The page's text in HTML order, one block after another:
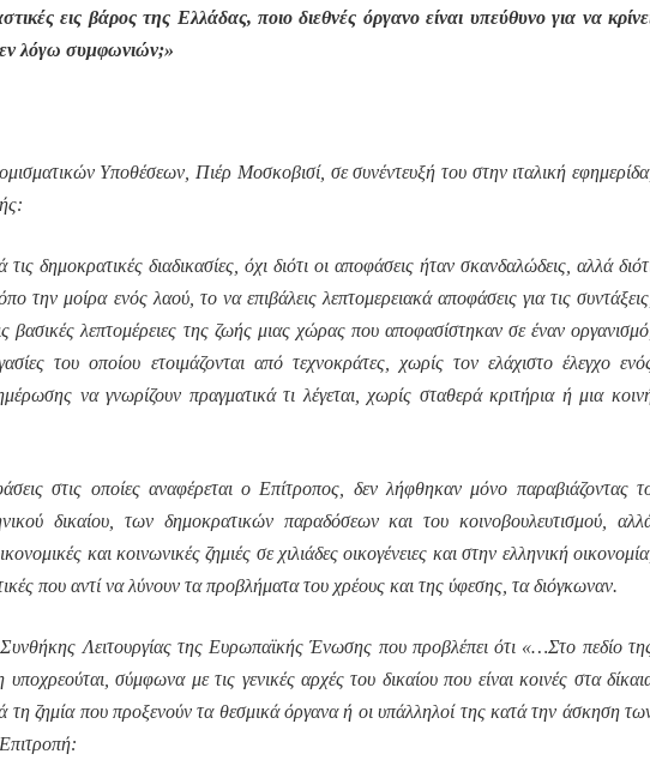
εις βάρος της Ελλάδας, ποιο διεθνές όργανο είναι υπεύθυνο για να
λόγω συμφωνιών;»
Υποθέσεων, Πιέρ Μοσκοβισί, σε συνέντευξή του στην ιταλική εφημερίδα,
δημοκρατικές διαδικασίες, όχι διότι οι αποφάσεις ήταν σκανδαλώδεις, αλλά
την μοίρα ενός λαού, το να επιβάλεις λεπτομερειακά αποφάσεις για τις συντάξεις,
βασικές λεπτομέρειες της ζωής μιας χώρας που αποφασίστηκαν σε έναν οργανισμό,
του οποίου ετοιμάζονται από τεχνοκράτες, χωρίς τον ελάχιστο έλεγχο
να γνωρίζουν πραγματικά τι λέγεται, χωρίς σταθερά κριτήρια ή μια
στις οποίες αναφέρεται ο Επίτροπος, δεν λήφθηκαν μόνο παραβιάζοντας
δικαίου, των δημοκρατικών παραδόσεων και του κοινοβουλευτισμού,
και κοινωνικές ζημιές σε χιλιάδες οικογένειες και στην ελληνική οικονομία,
που αντί να λύνουν τα προβλήματα του χρέους και της ύφεσης, τα διόγκωναν.
Λειτουργίας της Ευρωπαϊκής Ένωσης που προβλέπει ότι «…Στο πεδίο
σύμφωνα με τις γενικές αρχές του δικαίου που είναι κοινές στα
ζημία που προξενούν τα θεσμικά όργανα ή οι υπάλληλοί της κατά την άσκηση